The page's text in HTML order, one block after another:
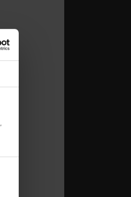
(Öffnet
in
neuen